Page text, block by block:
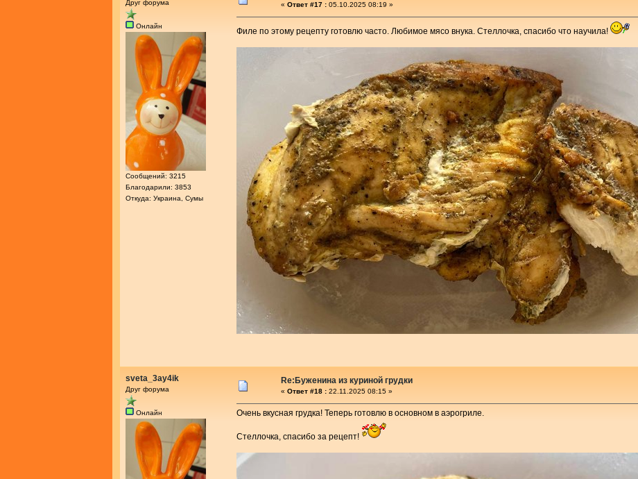
Друг форума
Онлайн
Сообщений: 3215
Благодарили: 3853
Откуда: Украина, Сумы
« Ответ #17 : 05.10.2025 08:19 »
Филе по этому рецепту готовлю часто. Любимое мясо внука. Стеллочка, спасибо что научила!
sveta_3ay4ik
Друг форума
Онлайн
Re:Буженина из куриной грудки
« Ответ #18 : 22.11.2025 08:15 »
Очень вкусная грудка! Теперь готовлю в основном в аэрогриле.
Стеллочка, спасибо за рецепт!